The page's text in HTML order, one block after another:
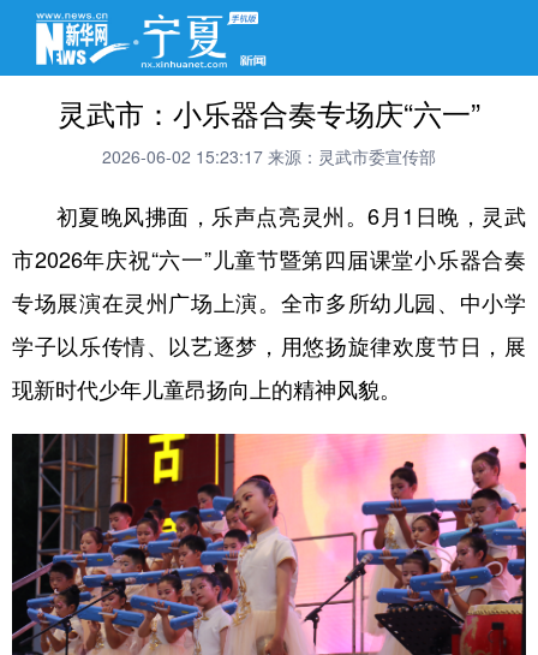
灵武市：小乐器合奏专场庆“六一”
2026-06-02 15:23:17 来源：灵武市委宣传部
初夏晚风拂面，乐声点亮灵州。6月1日晚，灵武
市2026年庆祝“六一”儿童节暨第四届课堂小乐器合奏
专场展演在灵州广场上演。全市多所幼儿园、中小学
学子以乐传情、以艺逐梦，用悠扬旋律欢度节日，展
现新时代少年儿童昂扬向上的精神风貌。